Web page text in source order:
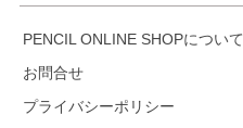
PENCIL ONLINE SHOPについて
お問合せ
プライバシーポリシー